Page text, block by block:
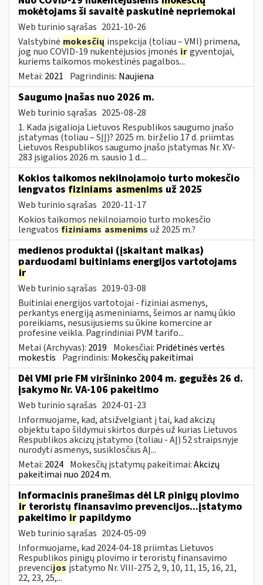
mokėtojams ši savaitė paskutinė nepriemokai
Web turinio sąrašas 2021-10-26
Valstybinė mokesčių inspekcija (toliau – VMI) primena,
jog nuo COVID-19 nukentėjusios įmonės irgyventojai,
kuriems taikomos mokestinės pagalbos...
Metai: 2021 Pagrindinis: Naujiena
Saugumo įnašas nuo 2026 m.
Web turinio sąrašas 2025-08-28
1. Kada įsigalioja Lietuvos Respublikos saugumo įnašo
įstatymas (toliau – SĮĮ)? 2025 m. birželio 17 d. priimtas
Lietuvos Respublikos saugumo įnašo įstatymas Nr. XV-
283 įsigalios 2026 m. sausio 1 d....
Kokios taikomos nekilnojamojo turto mokesčio
lengvatos fiziniams asmenims už 2025
Web turinio sąrašas 2020-11-17
Kokios taikomos nekilnojamojo turto mokesčio
lengvatos fiziniams asmenims už 2025 m.?
medienos produktai (įskaitant malkas)
parduodami buitiniams energijos vartotojams
ir
Web turinio sąrašas 2019-03-08
Buitiniai energijos vartotojai - fiziniai asmenys,
perkantys energiją asmeniniams, šeimos ar namų ūkio
poreikiams, nesusijusiems su ūkine komercine ar
profesine veikla. Pagrindiniai PVM tarifo...
Metai (Archyvas): 2019 Mokesčiai: Pridėtinės vertės
mokestis Pagrindinis: Mokesčių pakeitimai
Dėl VMI prie FM viršininko 2004 m. gegužės 26 d.
įsakymo Nr. VA-106 pakeitimo
Web turinio sąrašas 2024-01-23
Informuojame, kad, atsižvelgiant į tai, kad akcizų
objektu tapo šildymui skirtos durpės už kurias Lietuvos
Respublikos akcizų įstatymo (toliau - AĮ) 52 straipsnyje
nurodyti asmenys, susiklosčius AĮ...
Metai: 2024 Mokesčių įstatymų pakeitimai:Akcizų
pakeitimai nuo 2024 m.
Informacinis pranešimas dėl LR pinigų plovimo
ir teroristų finansavimo prevencijos...įstatymo
pakeitimo ir papildymo
Web turinio sąrašas 2024-05-09
Informuojame, kad 2024-04-18 priimtas Lietuvos
Respublikos pinigų plovimo ir teroristų finansavimo
prevencijos įstatymo Nr. VIII-275 2, 9, 10, 11, 15, 16, 21,
22, 23, 25,...